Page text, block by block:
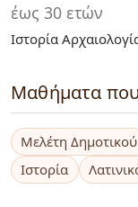
έως 30 ετών
Ιστορία
Μαθήματα
Μελέτη Δημοτικού
Ιστορία